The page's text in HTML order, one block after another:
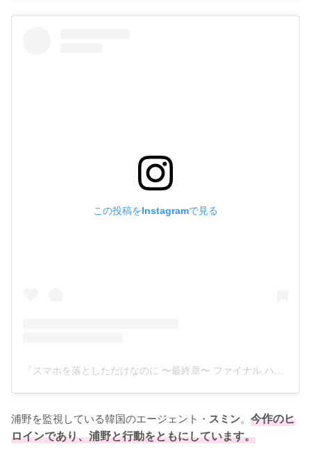
この投稿をInstagramで見る
『スマホを落としただけなのに 〜最終章〜 ファイナル ハッキング ゲーム』(@sumaho_otoshita_final)がシェアした投稿
浦野を監視している韓国のエージェント・ スミン。 今作のヒ
ロインであり、浦野と行動をともにしています。